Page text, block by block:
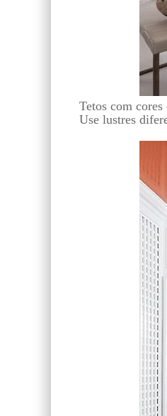
Tetos com
Use lustres